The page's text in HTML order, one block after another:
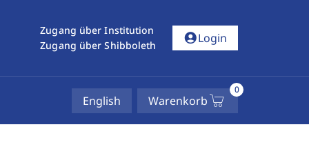
Zugang über Institution
Zugang über Shibboleth
account_circleLogin
English Warenkorb
0